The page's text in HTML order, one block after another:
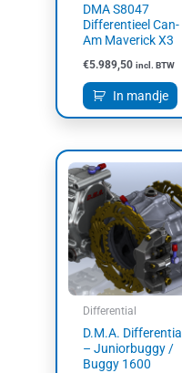
DMA S8047
Differentieel Can-
Am Maverick X3
€5.989,50 incl. BTW
In mandje
Differential
D.M.A. Differential
– Juniorbuggy /
Buggy 1600